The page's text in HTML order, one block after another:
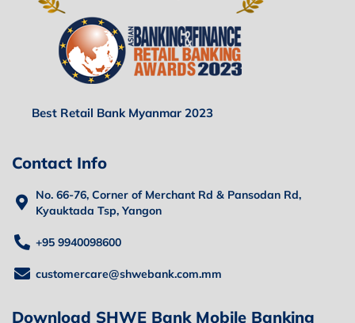
Best Retail Bank Myanmar 2023
Contact Info
No. 66-76, Corner of Merchant Rd & Pansodan Rd,
Kyauktada Tsp, Yangon
+95 9940098600
customercare@shwebank.com.mm
Download SHWE Bank Mobile Banking